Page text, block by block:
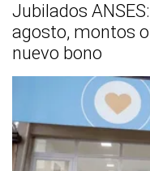
Jubilados
agosto, montos
nuevo bono